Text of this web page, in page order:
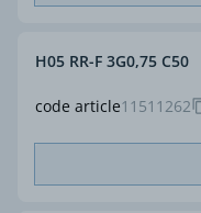
code article11511262
H05 RR-F 3G0,75 C50